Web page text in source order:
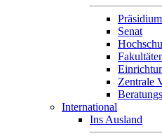
Präsidium
Senat
Zentrale
International
Ins Ausland